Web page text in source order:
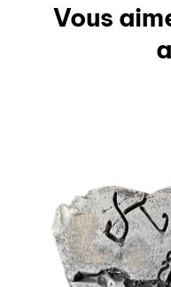
Vous